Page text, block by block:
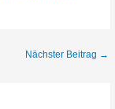
Nächster Beitrag →